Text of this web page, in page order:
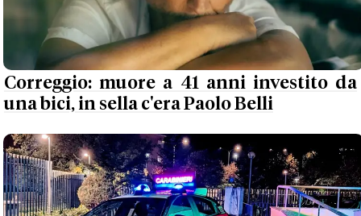
Correggio: muore a 41 anni investito da
una bici, in sella c'era Paolo Belli